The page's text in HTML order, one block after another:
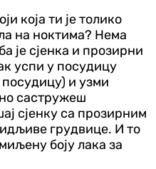
која ти је толико
на ноктима? Нема
је сјенка и прозирни
успи у посудицу
и узми
састружеш
сјенку са прозирним
грудвице. И то
боју лака за